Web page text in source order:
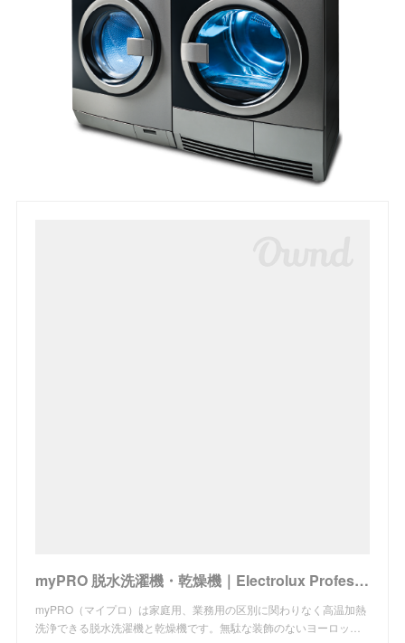
myPRO 脱水洗濯機・乾燥機｜Electrolux Professional
myPRO（マイプロ）は家庭用、業務用の区別に関わりなく高温加熱
洗浄できる脱水洗濯機と乾燥機です。無駄な装飾のないヨーロッ…